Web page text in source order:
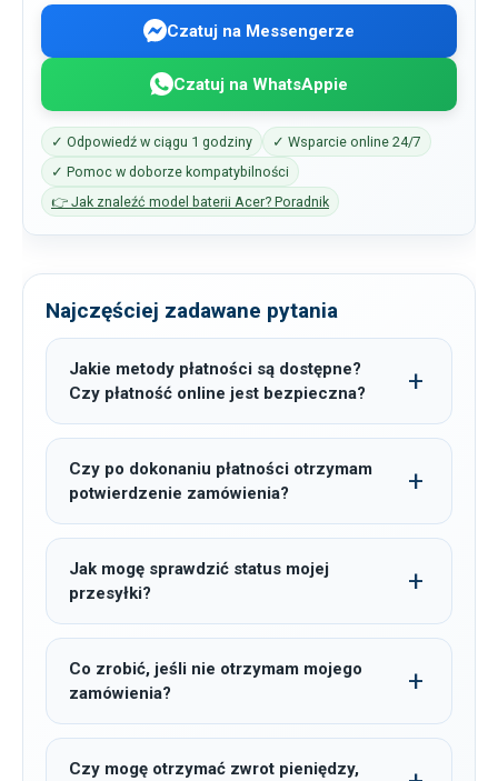
Czatuj na Messengerze
Czatuj na WhatsAppie
✓ Odpowiedź w ciągu 1 godziny
✓ Wsparcie online 24/7
✓ Pomoc w doborze kompatybilności
👉 Jak znaleźć model baterii Acer? Poradnik
Najczęściej zadawane pytania
Jakie metody płatności są dostępne?
Czy płatność online jest bezpieczna?
Czy po dokonaniu płatności otrzymam
potwierdzenie zamówienia?
Jak mogę sprawdzić status mojej
przesyłki?
Co zrobić, jeśli nie otrzymam mojego
zamówienia?
Czy mogę otrzymać zwrot pieniędzy,